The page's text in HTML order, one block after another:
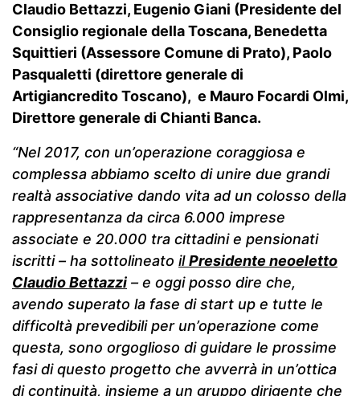
Claudio Bettazzi, Eugenio Giani (Presidente del
Consiglio regionale della Toscana, Benedetta
Squittieri (Assessore Comune di Prato), Paolo
Pasqualetti (direttore generale di
Artigiancredito Toscano), e Mauro Focardi Olmi,
Direttore generale di Chianti Banca.
“Nel 2017, con un’operazione coraggiosa e
complessa abbiamo scelto di unire due grandi
realtà associative dando vita ad un colosso della
rappresentanza da circa 6.000 imprese
associate e 20.000 tra cittadini e pensionati
iscritti – ha sottolineato ilPresidente neoeletto
Claudio Bettazzi – e oggi posso dire che,
avendo superato la fase di start up e tutte le
difficoltà prevedibili per un’operazione come
questa, sono orgoglioso di guidare le prossime
fasi di questo progetto che avverrà in un’ottica
di continuità, insieme a un gruppo dirigente che